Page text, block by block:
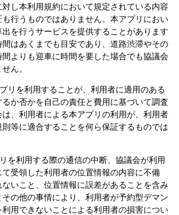
し本利用規約において規定されている内容
行うものではありません。本アプリにおい
を行うサービスを提供することがあります
はあくまでも目安であり、道路渋滞やその
よりも迎車に時間を要した場合でも協議会
ん。
リを利用することが、利用者に適用のある
か否かを自己の責任と費用に基づいて調査
、利用者による本アプリの利用が、利用者
等に適合することを何ら保証するものでは
を利用する際の通信の中断、協議会が利用
受領した利用者の位置情報の内容に不備
ないこと、位置情報に誤差があることを含み
の他の事情により、利用者が予約型デマン
利用できないことによる利用者の損害につい